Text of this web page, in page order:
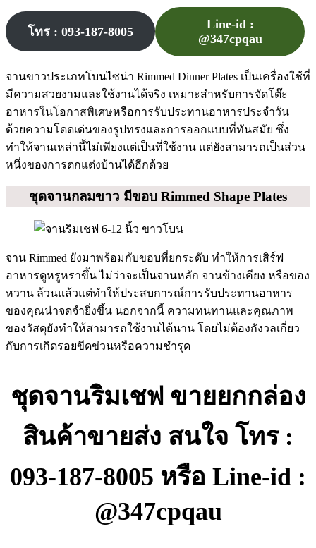
โทร : 093-187-8005
Line-id :
@347cpqau
จานขาวประเภทโบนไซน่า Rimmed Dinner Plates เป็นเครื่องใช้ที่
มีความสวยงามและใช้งานได้จริง เหมาะสำหรับการจัดโต๊ะ
อาหารในโอกาสพิเศษหรือการรับประทานอาหารประจำวัน
ด้วยความโดดเด่นของรูปทรงและการออกแบบที่ทันสมัย ซึ่ง
ทำให้จานเหล่านี้ไม่เพียงแต่เป็นที่ใช้งาน แต่ยังสามารถเป็นส่วน
หนึ่งของการตกแต่งบ้านได้อีกด้วย
ชุดจานกลมขาว มีขอบ Rimmed Shape Plates
จาน Rimmed ยังมาพร้อมกับขอบที่ยกระดับ ทำให้การเสิร์ฟ
อาหารดูหรูหราขึ้น ไม่ว่าจะเป็นจานหลัก จานข้างเคียง หรือของ
หวาน ล้วนแล้วแต่ทำให้ประสบการณ์การรับประทานอาหาร
ของคุณน่าจดจำยิ่งขึ้น นอกจากนี้ ความทนทานและคุณภาพ
ของวัสดุยังทำให้สามารถใช้งานได้นาน โดยไม่ต้องกังวลเกี่ยว
กับการเกิดรอยขีดข่วนหรือความชำรุด
ชุดจานริมเชฟ ขายยกกล่อง
สินค้าขายส่ง สนใจ โทร :
093-187-8005 หรือ Line-id :
@347cpqau